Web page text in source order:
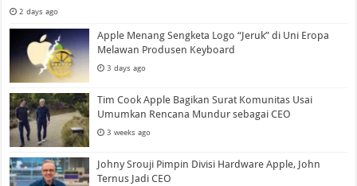
2 days ago
Apple Menang Sengketa Logo “Jeruk” di Uni Eropa
Melawan Produsen Keyboard
3 days ago
Tim Cook Apple Bagikan Surat Komunitas Usai
Umumkan Rencana Mundur sebagai CEO
3 weeks ago
Johny Srouji Pimpin Divisi Hardware Apple, John
Ternus Jadi CEO